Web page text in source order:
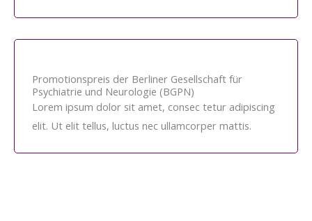
Promotionspreis der Berliner Gesellschaft für
Psychiatrie und Neurologie (BGPN)
Lorem ipsum dolor sit amet, consec tetur adipiscing
elit. Ut elit tellus, luctus nec ullamcorper mattis.